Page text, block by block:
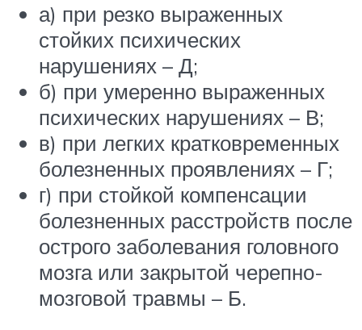
а) при резко выраженных
стойких психических
нарушениях – Д;
б) при умеренно выраженных
психических нарушениях – В;
в) при легких кратковременных
болезненных проявлениях – Г;
г) при стойкой компенсации
болезненных расстройств после
острого заболевания головного
мозга или закрытой черепно-
мозговой травмы – Б.